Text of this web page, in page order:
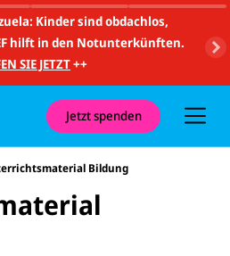
Kinder sind obdachlos,
hilft in den Notunterkünften.
SIE JETZT++
Jetzt spenden
h
u
d
Bildung